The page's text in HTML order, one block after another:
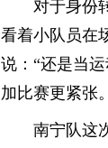
对于身份
看着小队员在
说：“还是当
加比赛更紧张
南宁队这